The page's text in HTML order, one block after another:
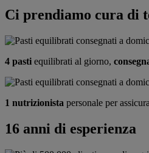
Ci prendiamo cura di
4 pasti equilibrati al giorno,
1 nutrizionista personale per
16 anni di esperienza